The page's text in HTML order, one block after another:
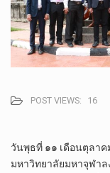
POST VIEWS: 16
วันพุธที่ ๑๑ เดือนตุลา
มหาวิทยาลัยมหาจุฬา